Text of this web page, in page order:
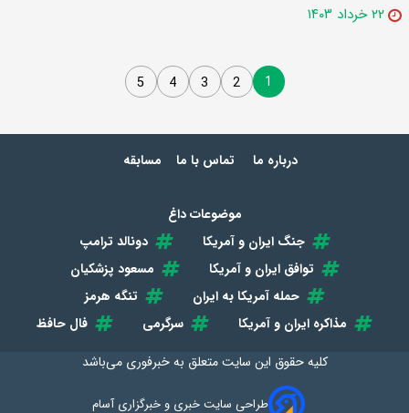
۲۲ خرداد ۱۴۰۳
1
2
3
4
5
درباره ما تماس با ما مسابقه
موضوعات داغ
جنگ ایران و آمریکا
دونالد ترامپ
توافق ایران و آمریکا
مسعود پزشکیان
حمله آمریکا به ایران
تنگه هرمز
مذاکره ایران و آمریکا
سرگرمی
فال حافظ
کلیه حقوق این سایت متعلق بهخبرفوری می‌باشد
طراحی سایت خبری و خبرگزاری آسام